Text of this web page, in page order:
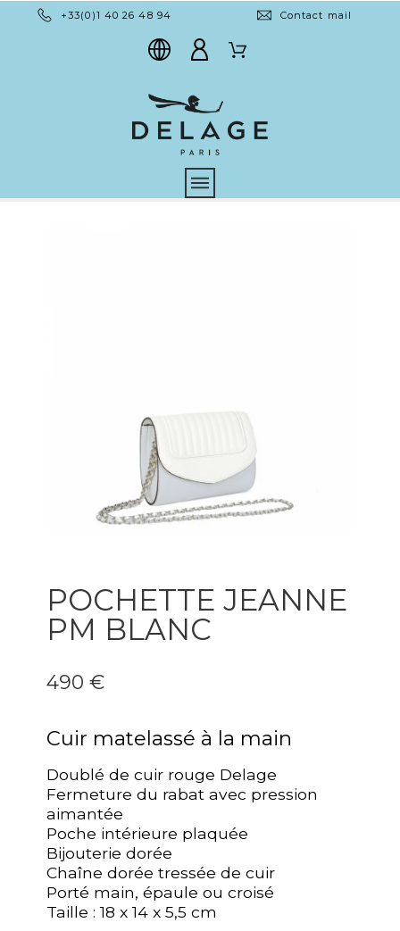
+33(0)1 40 26 48 94 Contact mail
POCHETTE JEANNE
PM BLANC
490 €
Cuir matelassé à la main
Doublé de cuir rouge Delage
Fermeture du rabat avec pression
aimantée
Poche intérieure plaquée
Bijouterie dorée
Chaîne dorée tressée de cuir
Porté main, épaule ou croisé
Taille : 18 x 14 x 5,5 cm